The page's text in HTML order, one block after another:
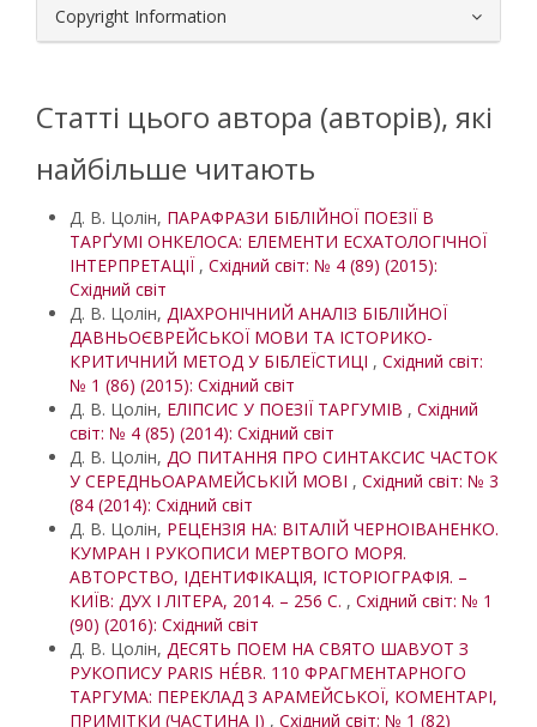
Copyright Information
Статті цього автора (авторів), які
найбільше читають
Д. В. Цолін, ПАРАФРАЗИ БІБЛІЙНОЇ ПОЕЗІЇ В
ТАРҐУМІ ОНКЕЛОСА: ЕЛЕМЕНТИ ЕСХАТОЛОГІЧНОЇ
ІНТЕРПРЕТАЦІЇ , Східний світ: № 4 (89) (2015):
Східний світ
Д. В. Цолін, ДІАХРОНІЧНИЙ АНАЛІЗ БІБЛІЙНОЇ
ДАВНЬОЄВРЕЙСЬКОЇ МОВИ ТА ІСТОРИКО-
КРИТИЧНИЙ МЕТОД У БІБЛЕЇСТИЦІ , Східний світ:
№ 1 (86) (2015): Східний світ
Д. В. Цолін, ЕЛІПСИС У ПОЕЗІЇ ТАРГУМІВ , Східний
світ: № 4 (85) (2014): Східний світ
Д. В. Цолін, ДО ПИТАННЯ ПРО СИНТАКСИС ЧАСТОК
У СЕРЕДНЬОАРАМЕЙСЬКІЙ МОВІ , Східний світ: № 3
(84 (2014): Східний світ
Д. В. Цолін, РЕЦЕНЗІЯ НА: ВІТАЛІЙ ЧЕРНОІВАНЕНКО.
КУМРАН І РУКОПИСИ МЕРТВОГО МОРЯ.
АВТОРСТВО, ІДЕНТИФІКАЦІЯ, ІСТОРІОГРАФІЯ. –
КИЇВ: ДУХ І ЛІТЕРА, 2014. – 256 С. , Східний світ: № 1
(90) (2016): Східний світ
Д. В. Цолін, ДЕСЯТЬ ПОЕМ НА СВЯТО ШАВУОТ З
РУКОПИСУ PARIS HÉBR. 110 ФРАГМЕНТАРНОГО
ТАРГУМА: ПЕРЕКЛАД З АРАМЕЙСЬКОЇ, КОМЕНТАРІ,
ПРИМІТКИ (ЧАСТИНА І) , Східний світ: № 1 (82)